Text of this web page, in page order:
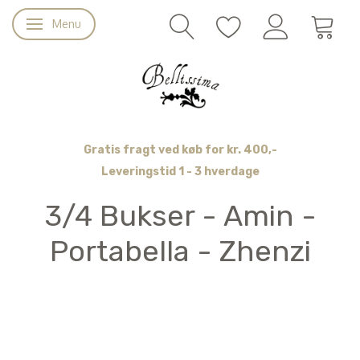
Skifte navigation
Menu
Gratis fragt ved køb for kr. 400,-
Leveringstid 1 - 3 hverdage
3/4 Bukser - Amin -
Portabella - Zhenzi